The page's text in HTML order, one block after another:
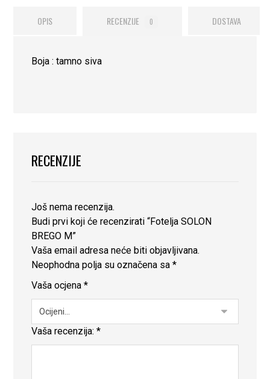
OPIS RECENZIJE 0 DOSTAVA
Boja : tamno siva
RECENZIJE
Još nema recenzija.
Budi prvi koji će recenzirati “Fotelja SOLON
BREGO M”
Vaša email adresa neće biti objavljivana.
Neophodna polja su označena sa*
Vaša ocjena*
Vaša recenzija:*